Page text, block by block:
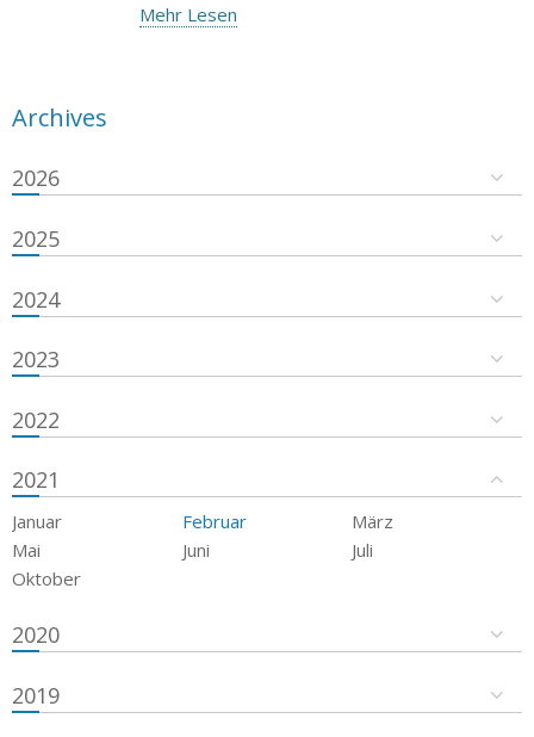
Mehr Lesen
Archives
2026
2025
2024
2023
2022
2021
Januar Februar
März
Mai
Juni
Juli
Oktober
2020
2019